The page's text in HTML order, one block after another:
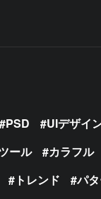
PSD UIデザイ
ール カラフル
トレンド パ